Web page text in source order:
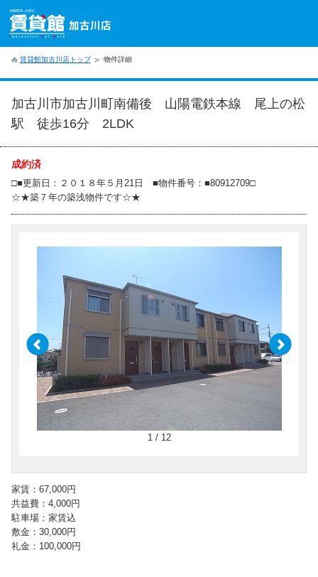
賃貸館加古川店トップ 物件詳細
加古川市加古川町南備後 山陽電鉄本線 尾上の松
駅 徒歩16分 2LDK
成約済
□■更新日：２０１８年５月21日 ■物件番号：■80912709□
☆★築７年の築浅物件です☆★
1 / 12
家賃：67,000円
共益費：4,000円
駐車場：家賃込
敷金：30,000円
礼金：100,000円